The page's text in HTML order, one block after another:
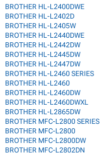
BROTHER HL-L2400DWE
BROTHER HL-L2402D
BROTHER HL-L2405W
BROTHER HL-L2440DWE
BROTHER HL-L2442DW
BROTHER HL-L2445DW
BROTHER HL-L2447DW
BROTHER HL-L2460 SERIES
BROTHER HL-L2460
BROTHER HL-L2460DW
BROTHER HL-L2460DWXL
BROTHER HL-L2865DW
BROTHER MFC-L2800 SERIES
BROTHER MFC-L2800
BROTHER MFC-L2800DW
BROTHER MFC-L2802DN